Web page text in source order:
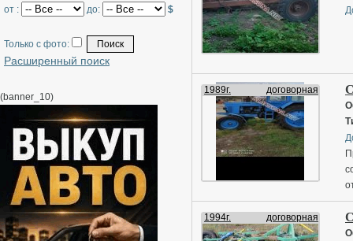
от :
до: $
Только с фото:
Расширенный поиск
(banner_10)
1989г. договорная
1994г. договорная